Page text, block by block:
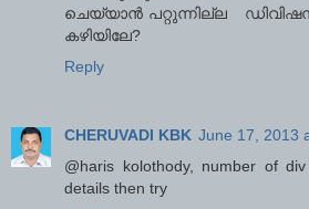
ചെയ്യാൻ പറ്റുന്നില്ല
കഴിയിലേ?
Reply
CHERUVADI KBK June 17, 2013
@haris kolothody, number of
details then try